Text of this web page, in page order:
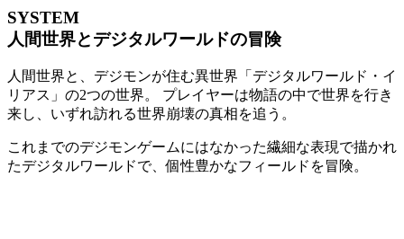
SYSTEM
人間世界とデジタルワールドの冒険
人間世界と、デジモンが住む異世界「デジタルワールド・イ
リアス」の2つの世界。 プレイヤーは物語の中で世界を行き
来し、いずれ訪れる世界崩壊の真相を追う。
これまでのデジモンゲームにはなかった繊細な表現で描かれ
たデジタルワールドで、個性豊かなフィールドを冒険。